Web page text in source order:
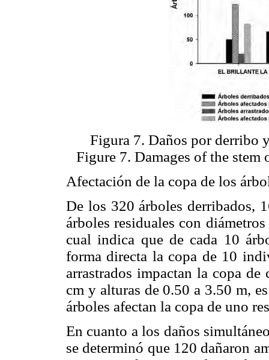
Figura 7. Daños por derribo
Figure 7. Damages of the
Afectación de la copa de los
De los 320 árboles derribados,
árboles residuales con
cual indica que de cada 10
forma directa la copa de 10
arrastrados impactan la copa
cm y alturas de 0.50 a 3.50 m,
árboles afectan la copa de uno
En cuanto a los daños
se determinó que 120 dañaron